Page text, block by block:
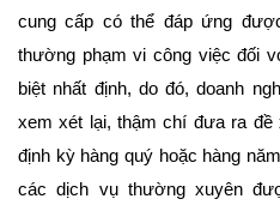
cung cấp có thể đáp ứng
thường phạm vi công việc đối
biệt nhất định, do đó, doanh
xem xét lại, thậm chí đưa ra
định kỳ hàng quý hoặc hàng
các dịch vụ thường xuyên